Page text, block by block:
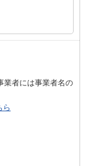
業者には事業者名の
ら